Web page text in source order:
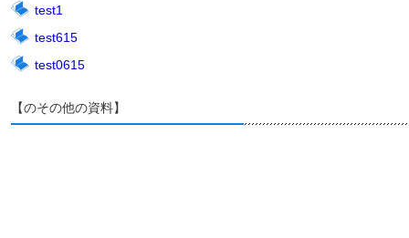
test1
test615
test0615
【のその他の資料】